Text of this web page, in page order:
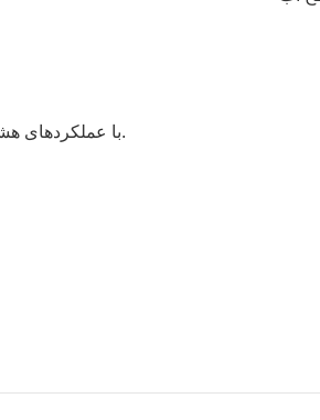
چیلر CW5000 با عملکردهای هشدار داخلی طراحی شده است.